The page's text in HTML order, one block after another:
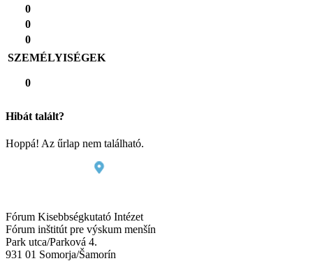
0
0
0
SZEMÉLYISÉGEK
0
Hibát talált?
Hoppá! Az űrlap nem található.
Fórum Kisebbségkutató Intézet
Fórum inštitút pre výskum menšín
Park utca/Parková 4.
931 01 Somorja/Šamorín